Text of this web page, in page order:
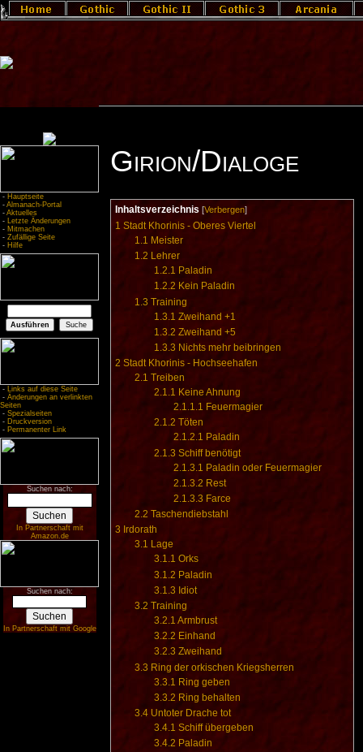
- Hauptseite
- Almanach-Portal
- Aktuelles
- Letzte Änderungen
- Mitmachen
- Zufällige Seite
- Hilfe
- Links auf diese Seite
- Änderungen an verlinkten
Seiten
- Spezialseiten
- Druckversion
- Permanenter Link
Suchen nach:
In Partnerschaft mit
Amazon.de
Suchen nach:
In Partnerschaft mit Google
Girion/Dialoge
Inhaltsverzeichnis [Verbergen]
1 Stadt Khorinis - Oberes Viertel
1.1 Meister
1.2 Lehrer
1.2.1 Paladin
1.2.2 Kein Paladin
1.3 Training
1.3.1 Zweihand +1
1.3.2 Zweihand +5
1.3.3 Nichts mehr beibringen
2 Stadt Khorinis - Hochseehafen
2.1 Treiben
2.1.1 Keine Ahnung
2.1.1.1 Feuermagier
2.1.2 Töten
2.1.2.1 Paladin
2.1.3 Schiff benötigt
2.1.3.1 Paladin oder Feuermagier
2.1.3.2 Rest
2.1.3.3 Farce
2.2 Taschendiebstahl
3 Irdorath
3.1 Lage
3.1.1 Orks
3.1.2 Paladin
3.1.3 Idiot
3.2 Training
3.2.1 Armbrust
3.2.2 Einhand
3.2.3 Zweihand
3.3 Ring der orkischen Kriegsherren
3.3.1 Ring geben
3.3.2 Ring behalten
3.4 Untoter Drache tot
3.4.1 Schiff übergeben
3.4.2 Paladin